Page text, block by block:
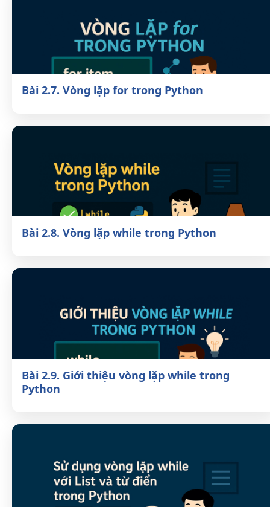
Bài 2.7. Vòng lặp for trong Python
Bài 2.8. Vòng lặp while trong Python
Bài 2.9. Giới thiệu vòng lặp while trong
Python